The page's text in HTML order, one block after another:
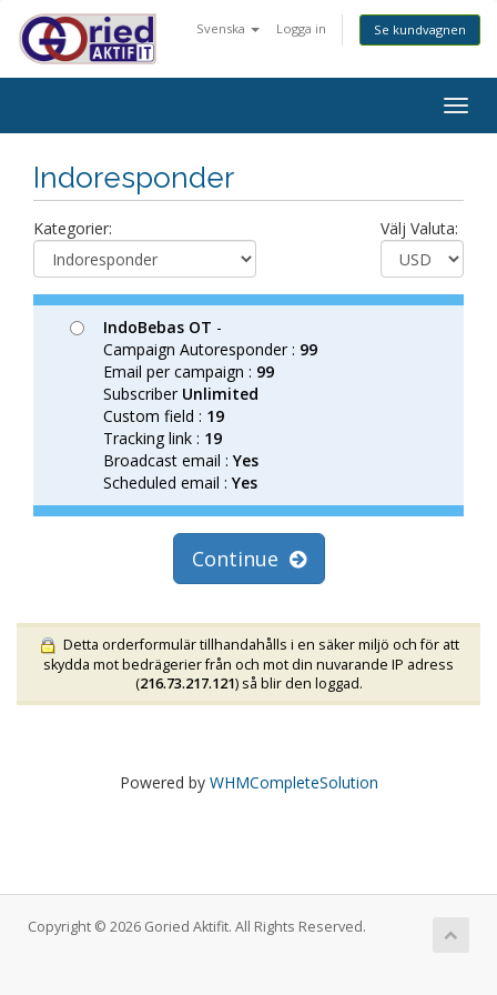
Svenska Logga in Se kundvagnen
Indoresponder
Kategorier: Välj Valuta:
IndoBebas OT -
Campaign Autoresponder : 99
Email per campaign : 99
Subscriber Unlimited
Custom field : 19
Tracking link : 19
Broadcast email :Yes
Scheduled email :Yes
Continue
Detta orderformulär tillhandahålls i en säker miljö och för att
skydda mot bedrägerier från och mot din nuvarande IP adress
(216.73.217.121) så blir den loggad.
Powered by WHMCompleteSolution
Copyright © 2026 Goried Aktifit. All Rights Reserved.